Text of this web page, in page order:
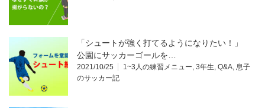
「シュートが強く打てるようになりたい！」
公園にサッカーゴールを…
2021/10/25 1~3人の練習メニュー, 3年生, Q&A, 息子
のサッカー記